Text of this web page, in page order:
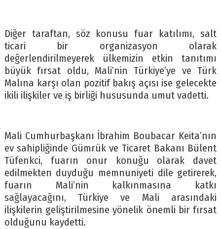
Diğer taraftan, söz konusu fuar katılımı, salt
ticari bir organizasyon olarak
değerlendirilmeyerek ülkemizin etkin tanıtımı
büyük fırsat oldu, Mali’nin Türkiye’ye ve Türk
Malına karşı olan pozitif bakış açısı ise gelecekte
ikili ilişkiler ve iş birliği hususunda umut vadetti.
Mali Cumhurbaşkanı İbrahim Boubacar Keita’nın
ev sahipliğinde Gümrük ve Ticaret Bakanı Bülent
Tüfenkci, fuarın onur konuğu olarak davet
edilmekten duyduğu memnuniyeti dile getirerek,
fuarın Mali’nin kalkınmasına katkı
sağlayacağını, Türkiye ve Mali arasındaki
ilişkilerin geliştirilmesine yönelik önemli bir fırsat
olduğunu kaydetti.